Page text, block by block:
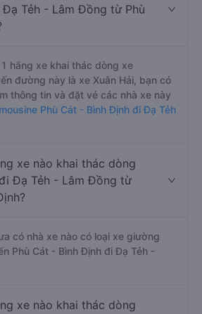
Tẻh - Lâm Đồng từ Phù
hãng xe khai thác dòng xe
đường này là xe Xuân Hải, bạn có
thông tin và đặt vé các nhà xe này
Phù Cát - Bình Định đi Đạ Tẻh
xe nào khai thác dòng
Đạ Tẻh - Lâm Đồng từ
có nhà xe nào có loại xe giường
Phù Cát - Bình Định đi Đạ Tẻh -
xe nào khai thác dòng